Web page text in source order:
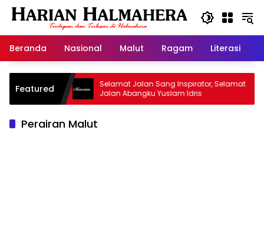
Langsung
Beranda
Nasional Malut Ragam Literasi
Featured
Selamat Jalan Sang Inspirator, Selamat
Jalan Abangku Yuslam Idris
Perairan Malut